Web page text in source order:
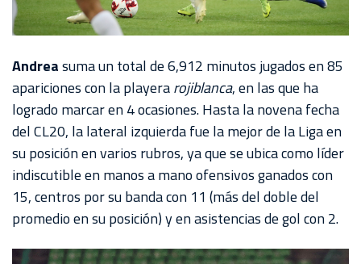
Andreasuma un total de 6,912 minutos jugados en 85
apariciones con la playerarojiblanca, en las que ha
logrado marcar en 4 ocasiones. Hasta la novena fecha
del CL20, la lateral izquierda fue la mejor de la Liga en
su posición en varios rubros, ya que se ubica como líder
indiscutible en manos a mano ofensivos ganados con
15, centros por su banda con 11 (más del doble del
promedio en su posición) y en asistencias de gol con 2.